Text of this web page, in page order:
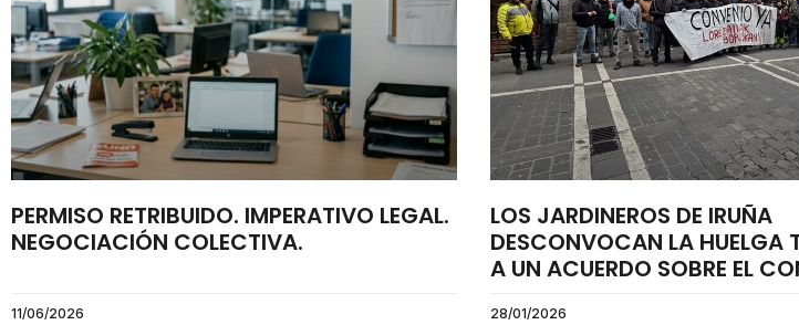
PERMISO RETRIBUIDO. IMPERATIVO LEGAL.
NEGOCIACIÓN COLECTIVA.
11/06/2026
LOS JARDINEROS DE IRUÑA
DESCONVOCAN LA HUELGA
A UN ACUERDO SOBRE EL
28/01/2026